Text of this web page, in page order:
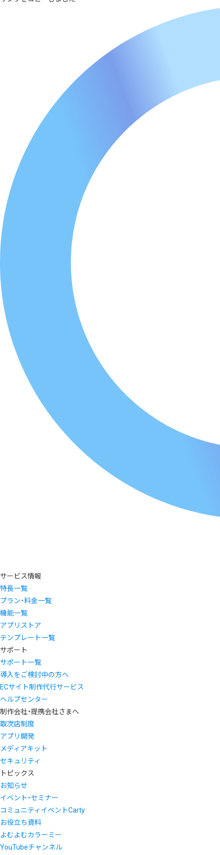
サービス情報
特長一覧
プラン・料金一覧
機能一覧
アプリストア
テンプレート一覧
サポート
サポート一覧
導入をご検討中の方へ
ECサイト制作代行サービス
ヘルプセンター
制作会社・提携会社さまへ
取次店制度
アプリ開発
メディアキット
セキュリティ
トピックス
お知らせ
イベント・セミナー
コミュニティイベントCarty
お役立ち資料
よむよむカラーミー
YouTubeチャンネル